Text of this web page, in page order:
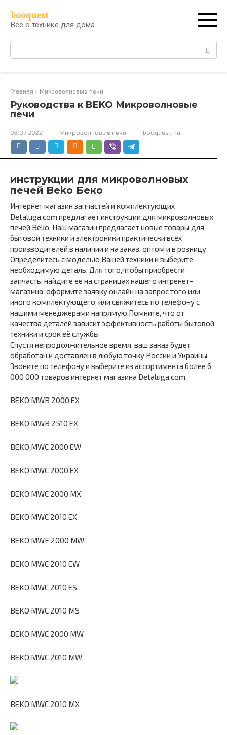
контенту
booquest
Все о технике для дома
Поиск:
Главная » Микроволновые печи
Руководства к BEKO Микроволновые
печи
03.07.2022 Микроволновые печи booquest_ru
инструкции для микроволновых
печей Beko Беко
Интернет магазин запчастей и комплектующих
Detaluga.com предлагает инструкции для микроволновых
печей Beko. Наш магазин предлагает новые товары для
бытовой техники и электроники практически всех
производителей в наличии и на заказ, оптом и в розницу.
Определитесь с моделью Вашей техники и выберите
необходимую деталь. Для того,чтобы приобрести
запчасть, найдите ее на страницах нашего интренет-
магазина, оформите заявку онлайн на запрос того или
иного комплектующего, или свяжитесь по телефону с
нашими менеджерами напрямую.Помните, что от
качества деталей зависит эффективность работы бытовой
техники и срок её службы
Спустя непродолжительное время, ваш заказ будет
обработан и доставлен в любую точку России и Украины.
Звоните по телефону и выберите из ассортимента более 6
000 000 товаров интернет магазина Detaluga.com.
BEKO MWB 2000 EX
BEKO MWB 2510 EX
BEKO MWC 2000 EW
BEKO MWC 2000 EX
BEKO MWC 2000 MX
BEKO MWC 2010 EX
BEKO MWF 2000 MW
BEKO MWC 2010 EW
BEKO MWC 2010 ES
BEKO MWC 2010 MS
BEKO MWC 2000 MW
BEKO MWC 2010 MW
BEKO MWC 2010 MX